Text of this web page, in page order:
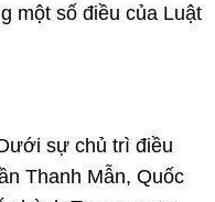
một số điều của Luật
sự chủ trì điều
Thanh Mẫn, Quốc